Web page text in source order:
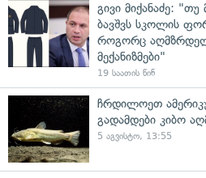
გივი მიქანაძე:
ბავშვს სკოლის
როგორც
მექანიზმები"
19 საათის წინ
ჩრდილოეთ
გადამდები კიბო
5 აგვისტო, 13:55